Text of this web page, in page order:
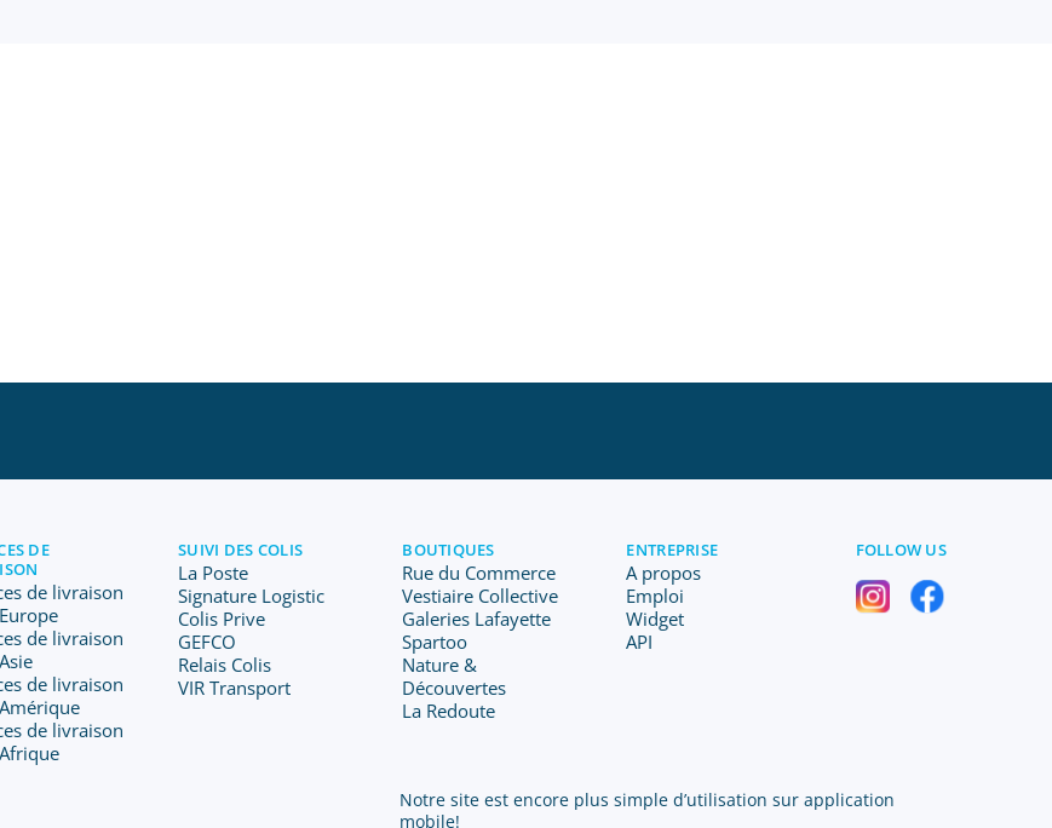
DE
de livraison
de livraison
de livraison
de livraison
SUIVI DES COLIS
La Poste
Signature Logistic
Colis Prive
GEFCO
Relais Colis
VIR Transport
BOUTIQUES
Rue du Commerce
Vestiaire Collective
Galeries Lafayette
Spartoo
Nature &
Découvertes
La Redoute
ENTREPRISE
A propos
Emploi
Widget
API
FOLLOW US
Notre site est encore plus simple d’utilisation sur application
mobile!